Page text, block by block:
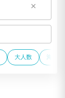
×
大人数 海が